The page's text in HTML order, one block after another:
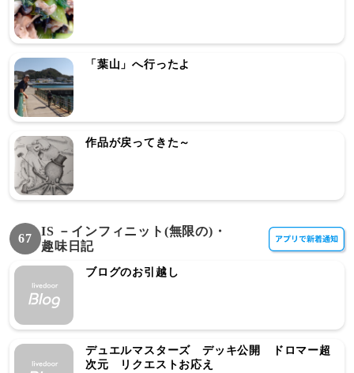
「葉山」へ行ったよ
作品が戻ってきた～
67
IS －インフィニット(無限の)・
趣味日記
ブログのお引越し
デュエルマスターズ デッキ公開 ドロマー超
次元 リクエストお応え